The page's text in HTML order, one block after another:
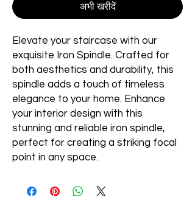
अभी खरीदें
Elevate your staircase with our
exquisite Iron Spindle. Crafted for
both aesthetics and durability, this
spindle adds a touch of timeless
elegance to your home. Enhance
your interior design with this
stunning and reliable iron spindle,
perfect for creating a striking focal
point in any space.